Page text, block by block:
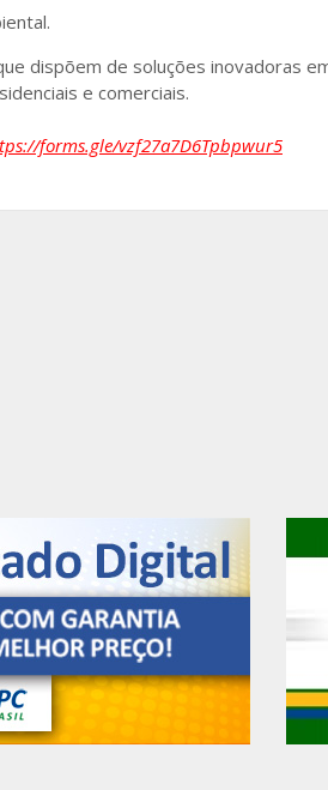
dispõem de soluções inovadoras
e comerciais.
forms.gle/vzf27a7D6Tpbpwur5